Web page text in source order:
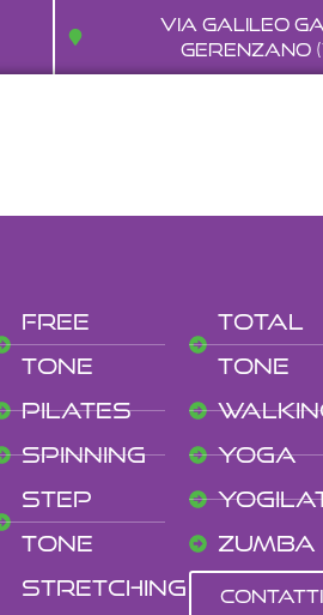
Via Galileo
Gerenzano
Free
Tone
Pilates
Spinning
Step
Tone
Stretching
Total
Tone
Yoga
Zumba
CONTATTI